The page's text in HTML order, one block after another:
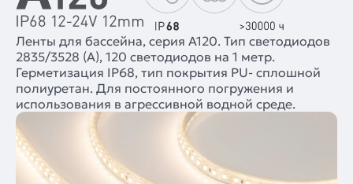
Ленты для бассейна, серия A120. Тип светодиодов
2835/3528 (A), 120 светодиодов на 1 метр.
Герметизация IP68, тип покрытия PU- сплошной
полиуретан. Для постоянного погружения и
использования в агрессивной водной среде.